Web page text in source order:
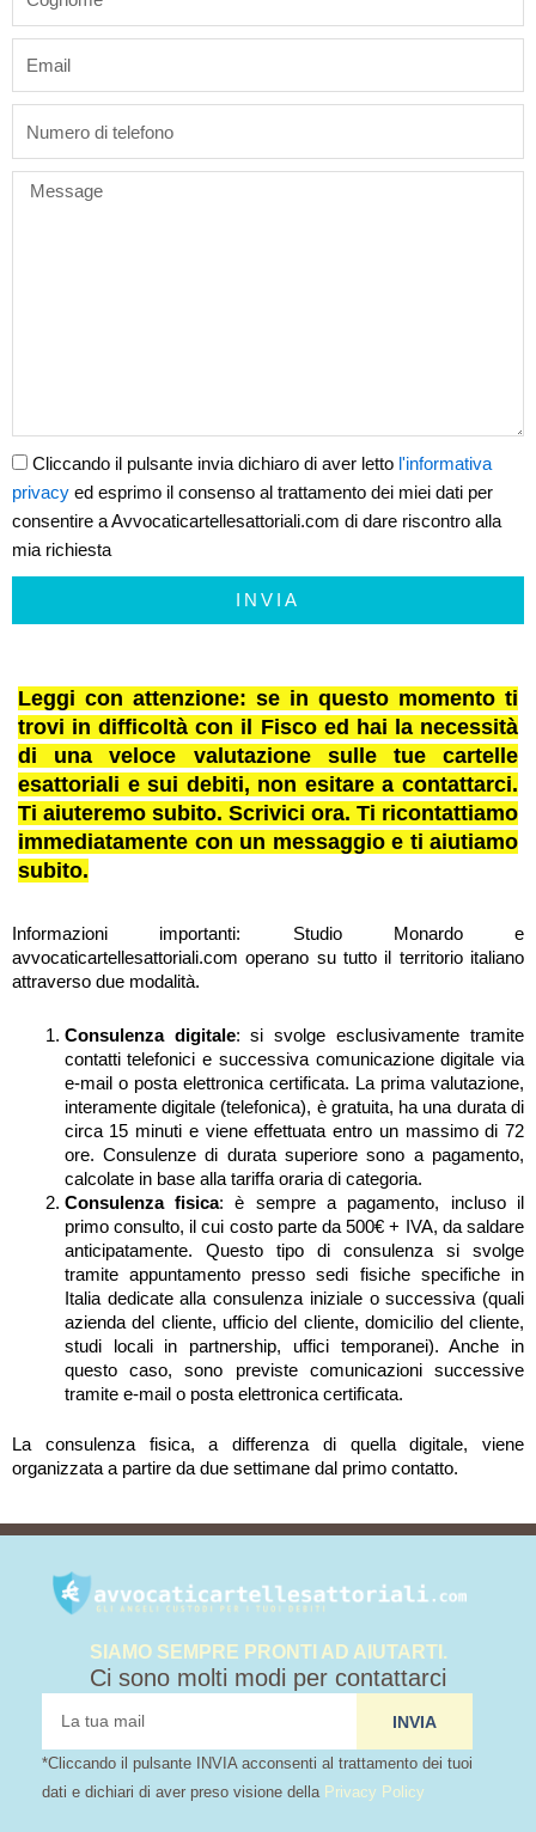
Message
Cliccando il pulsante invia dichiaro di aver letto l'informativa
privacy ed esprimo il consenso al trattamento dei miei dati per
consentire a Avvocaticartellesattoriali.com di dare riscontro alla
mia richiesta
INVIA
Leggi con attenzione: se in questo momento ti
trovi in difficoltà con il Fisco ed hai la necessità
di una veloce valutazione sulle tue cartelle
esattoriali e sui debiti, non esitare a contattarci.
Ti aiuteremo subito. Scrivici ora. Ti ricontattiamo
immediatamente con un messaggio e ti aiutiamo
subito.
Informazioni importanti: Studio Monardo e
avvocaticartellesattoriali.com operano su tutto il territorio italiano
attraverso due modalità.
Consulenza digitale: si svolge esclusivamente tramite
contatti telefonici e successiva comunicazione digitale via
e-mail o posta elettronica certificata. La prima valutazione,
interamente digitale (telefonica), è gratuita, ha una durata di
circa 15 minuti e viene effettuata entro un massimo di 72
ore. Consulenze di durata superiore sono a pagamento,
calcolate in base alla tariffa oraria di categoria.
Consulenza fisica: è sempre a pagamento, incluso il
primo consulto, il cui costo parte da 500€ + IVA, da saldare
anticipatamente. Questo tipo di consulenza si svolge
tramite appuntamento presso sedi fisiche specifiche in
Italia dedicate alla consulenza iniziale o successiva (quali
azienda del cliente, ufficio del cliente, domicilio del cliente,
studi locali in partnership, uffici temporanei). Anche in
questo caso, sono previste comunicazioni successive
tramite e-mail o posta elettronica certificata.
La consulenza fisica, a differenza di quella digitale, viene
organizzata a partire da due settimane dal primo contatto.
SIAMO SEMPRE PRONTI AD AIUTARTI.
Ci sono molti modi per contattarci
INVIA
*Cliccando il pulsante INVIA acconsenti al trattamento dei tuoi
dati e dichiari di aver preso visione della Privacy Policy